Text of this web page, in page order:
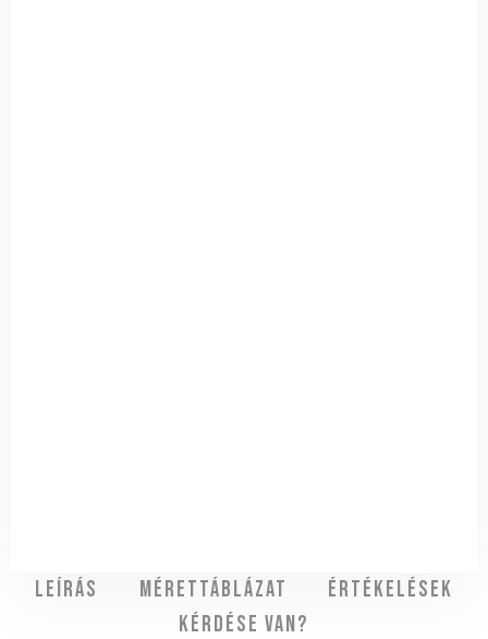
Leírás Mérettáblázat
Értékelések
Kérdése van?